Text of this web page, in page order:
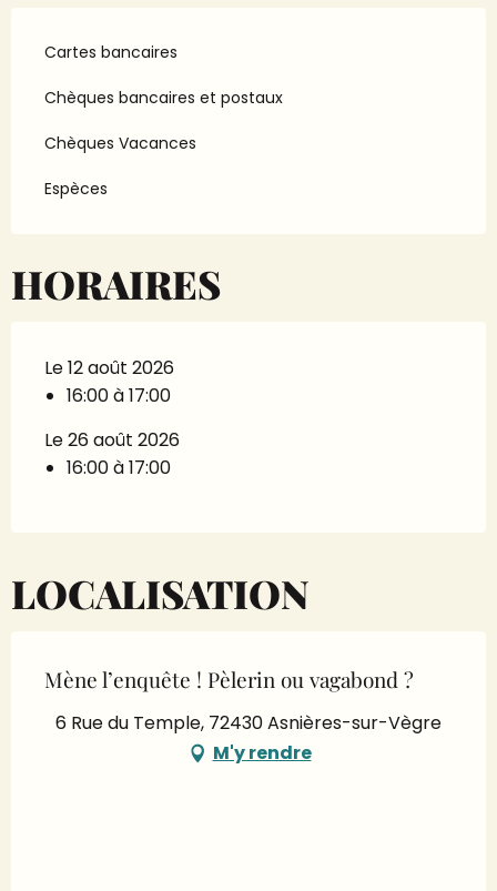
Cartes bancaires
Chèques bancaires et postaux
Chèques Vacances
Espèces
HORAIRES
Le 12 août 2026
16:00 à 17:00
Le 26 août 2026
16:00 à 17:00
LOCALISATION
Mène l’enquête ! Pèlerin ou vagabond ?
6 Rue du Temple, 72430 Asnières-sur-Vègre
M'y rendre